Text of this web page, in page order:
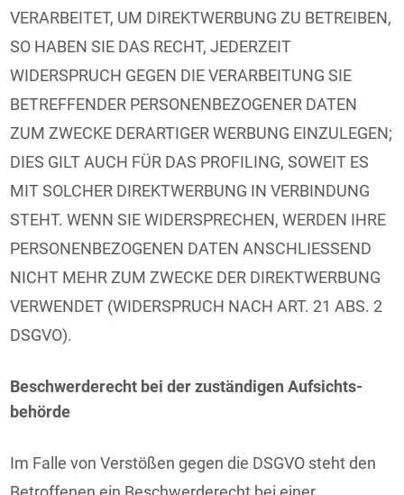
VERARBEITET, UM DIREKTWERBUNG ZU BETREIBEN,
SO HABEN SIE DAS RECHT, JEDERZEIT
WIDERSPRUCH GEGEN DIE VERARBEITUNG SIE
BETREFFENDER PERSONENBEZOGENER DATEN
ZUM ZWECKE DERARTIGER WERBUNG EINZULEGEN;
DIES GILT AUCH FÜR DAS PROFILING, SOWEIT ES
MIT SOLCHER DIREKTWERBUNG IN VERBINDUNG
STEHT. WENN SIE WIDERSPRECHEN, WERDEN IHRE
PERSONENBEZOGENEN DATEN ANSCHLIESSEND
NICHT MEHR ZUM ZWECKE DER DIREKTWERBUNG
VERWENDET (WIDERSPRUCH NACH ART. 21 ABS. 2
DSGVO).
Beschwerde­recht bei der zuständigen Aufsichts­
behörde
Im Falle von Verstößen gegen die DSGVO steht den